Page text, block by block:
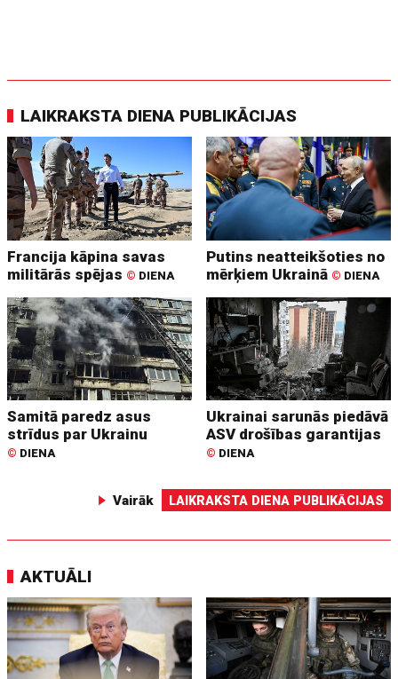
LAIKRAKSTA DIENA PUBLIKĀCIJAS
Francija kāpina savas
militārās spējas © DIENA
Putins neatteikšoties no
mērķiem Ukrainā © DIENA
Samitā paredz asus
strīdus par Ukrainu
© DIENA
Ukrainai sarunās piedāvā
ASV drošības garantijas
© DIENA
Vairāk LAIKRAKSTA DIENA PUBLIKĀCIJAS
AKTUĀLI